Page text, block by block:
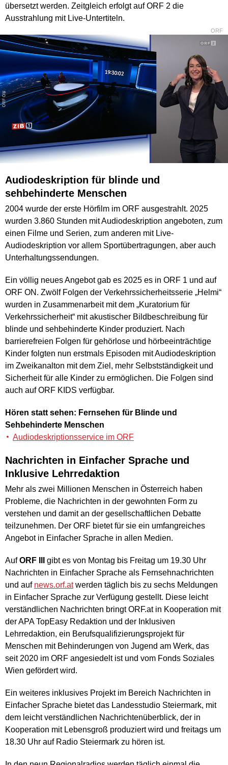
übersetzt werden. Zeitgleich erfolgt auf ORF 2 die
Ausstrahlung mit Live-Untertiteln.
ORF
Audiodeskription für blinde und
sehbehinderte Menschen
2004 wurde der erste Hörfilm im ORF ausgestrahlt. 2025
wurden 3.860 Stunden mit Audiodeskription angeboten, zum
einen Filme und Serien, zum anderen mit Live-
Audiodeskription vor allem Sportübertragungen, aber auch
Unterhaltungssendungen.
Ein völlig neues Angebot gab es 2025 es in ORF 1 und auf
ORF ON. Zwölf Folgen der Verkehrssicherheitsserie „Helmi“
wurden in Zusammenarbeit mit dem „Kuratorium für
Verkehrssicherheit“ mit akustischer Bildbeschreibung für
blinde und sehbehinderte Kinder produziert. Nach
barrierefreien Folgen für gehörlose und hörbeeinträchtige
Kinder folgten nun erstmals Episoden mit Audiodeskription
im Zweikanalton mit dem Ziel, mehr Selbstständigkeit und
Sicherheit für alle Kinder zu ermöglichen. Die Folgen sind
auch auf ORF KIDS verfügbar.
Hören statt sehen: Fernsehen für Blinde und
Sehbehinderte Menschen
Audiodeskriptionsservice im ORF
Nachrichten in Einfacher Sprache und
Inklusive Lehrredaktion
Mehr als zwei Millionen Menschen in Österreich haben
Probleme, die Nachrichten in der gewohnten Form zu
verstehen und damit an der gesellschaftlichen Debatte
teilzunehmen. Der ORF bietet für sie ein umfangreiches
Angebot in Einfacher Sprache in allen Medien.
AufORF III
gibt es von Montag bis Freitag um 19.30 Uhr
Nachrichten in Einfacher Sprache als Fernsehnachrichten
und auf news.orf.atwerden täglich bis zu sechs Meldungen
in Einfacher Sprache zur Verfügung gestellt. Diese leicht
verständlichen Nachrichten bringt ORF.at in Kooperation mit
der APA TopEasy Redaktion und der Inklusiven
Lehrredaktion, ein Berufsqualifizierungsprojekt für
Menschen mit Behinderungen von Jugend am Werk, das
seit 2020 im ORF angesiedelt ist und vom Fonds Soziales
Wien gefördert wird.
Ein weiteres inklusives Projekt im Bereich Nachrichten in
Einfacher Sprache bietet das Landesstudio Steiermark, mit
dem leicht verständlichen Nachrichtenüberblick, der in
Kooperation mit Lebensgroß produziert wird und freitags um
18.30 Uhr auf Radio Steiermark zu hören ist.